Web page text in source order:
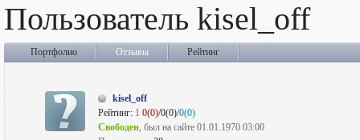
Пользователь kisel_off
Портфолио Отзывы Рейтинг
kisel_off
Рейтинг: 1 0(0)/0(0)/0(0)
Свободен, был на сайте 01.01.1970 03:00